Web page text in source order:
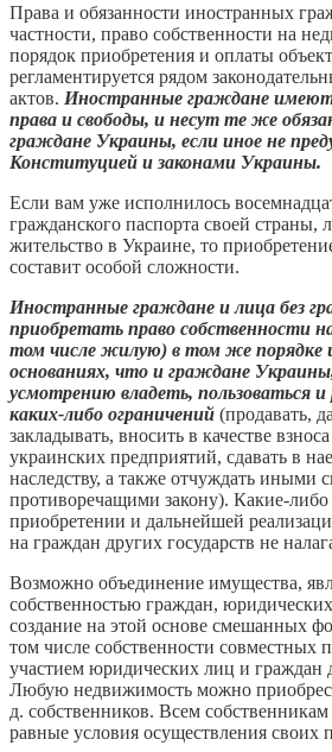
Права и обязанности иностранных
частности, право собственности на
порядок приобретения и оплаты
регламентируется рядом
актов. Иностранные граждане
права и свободы, и несут те же
граждане Украины, если иное не
Конституцией и законами Украины.
Если вам уже исполнилось
гражданского паспорта своей страны,
жительство в Украине, то
составит особой сложности.
Иностранные граждане и лица без
приобретать право собственности
том числе жилую) в том же порядке
основаниях, что и граждане
усмотрению владеть, пользоваться
каких-либо ограничений (продавать,
закладывать, вносить в качестве
украинских предприятий, сдавать в
наследству, а также отчуждать иными
противоречащими закону). Какие-либо
приобретении и дальнейшей
на граждан других государств не
Возможно объединение имущества,
собственностью граждан,
создание на этой основе смешанных
том числе собственности совместных
участием юридических лиц и граждан
Любую недвижимость можно
д. собственников. Всем
равные условия осуществления своих